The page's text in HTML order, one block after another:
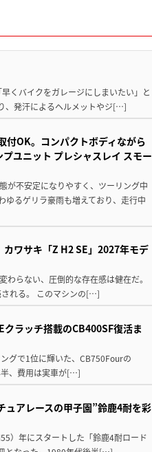
くバイクをガレージにしまいたい」と
、発汗によるヘルメットやジ[…]
付OK。コンパクトボディながら
ユニット プレシャスレイ スモー
が不安定になりやすく、ツーリング中
ゆるゲリラ豪雨も増えており、走行中
ワサキ「Z H2 SE」2027年モデ
らない、圧倒的な存在感は健在だ。
される。 このマシンの[…]
ラッチ搭載のCB400SF復活ま
グで1位に輝いた、CB750Fourの
半、費用は実車が[…]
アレースの甲子園”鈴鹿4耐を彩
）年にスタートした「鈴鹿4耐ロード